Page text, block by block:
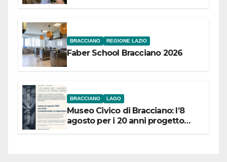
BRACCIANO REGIONE LAZIO
Faber School Bracciano 2026
BRACCIANO LAGO
Museo Civico di Bracciano: l’8
agosto per i 20 anni progetto